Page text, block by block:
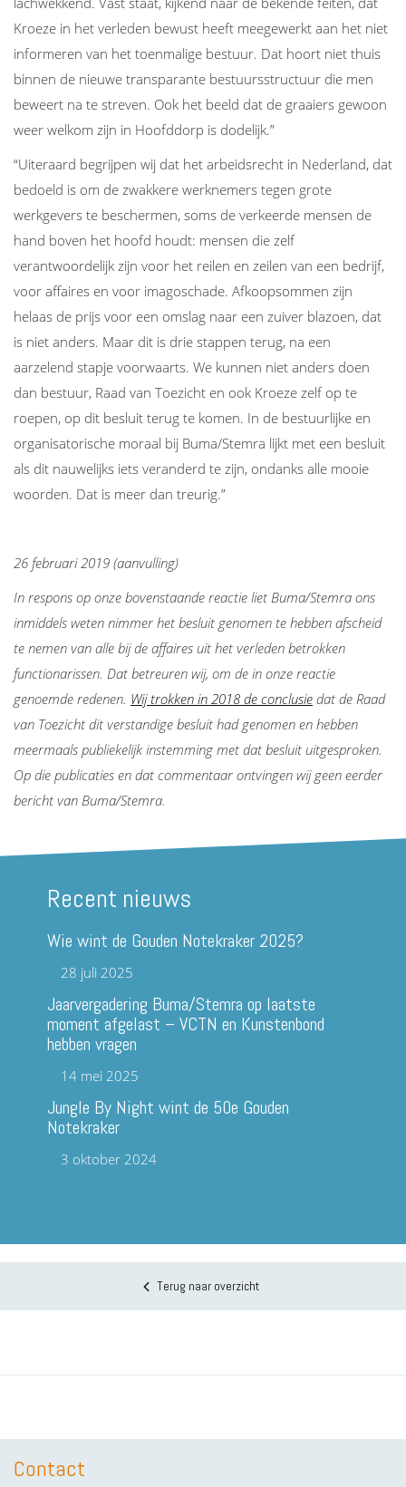
Kroeze in het verleden bewust heeft meegewerkt aan het niet
informeren van het toenmalige bestuur. Dat hoort niet thuis
binnen de nieuwe transparante bestuursstructuur die men
beweert na te streven. Ook het beeld dat de graaiers gewoon
weer welkom zijn in Hoofddorp is dodelijk.”
“Uiteraard begrijpen wij dat het arbeidsrecht in Nederland, dat
bedoeld is om de zwakkere werknemers tegen grote
werkgevers te beschermen, soms de verkeerde mensen de
hand boven het hoofd houdt: mensen die zelf
verantwoordelijk zijn voor het reilen en zeilen van een bedrijf,
voor affaires en voor imagoschade. Afkoopsommen zijn
helaas de prijs voor een omslag naar een zuiver blazoen, dat
is niet anders. Maar dit is drie stappen terug, na een
aarzelend stapje voorwaarts. We kunnen niet anders doen
dan bestuur, Raad van Toezicht en ook Kroeze zelf op te
roepen, op dit besluit terug te komen. In de bestuurlijke en
organisatorische moraal bij Buma/Stemra lijkt met een besluit
als dit nauwelijks iets veranderd te zijn, ondanks alle mooie
woorden. Dat is meer dan treurig.”
26 februari 2019 (aanvulling)
In respons op onze bovenstaande reactie liet Buma/Stemra ons
inmiddels weten nimmer het besluit genomen te hebben afscheid
te nemen van alle bij de affaires uit het verleden betrokken
functionarissen. Dat betreuren wij, om de in onze reactie
genoemde redenen. Wij trokken in 2018 de conclusie dat de Raad
van Toezicht dit verstandige besluit had genomen en hebben
meermaals publiekelijk instemming met dat besluit uitgesproken.
Op die publicaties en dat commentaar ontvingen wij geen eerder
bericht van Buma/Stemra.
Recent nieuws
Wie wint de Gouden Notekraker 2025?
28 juli 2025
Jaarvergadering Buma/Stemra op laatste
moment afgelast – VCTN en Kunstenbond
hebben vragen
14 mei 2025
Jungle By Night wint de 50e Gouden
Notekraker
3 oktober 2024
Terug naar overzicht
Contact